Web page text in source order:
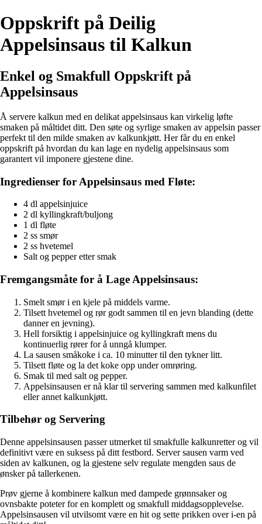
Oppskrift på Deilig
Appelsinsaus til Kalkun
Enkel og Smakfull Oppskrift på
Appelsinsaus
Å servere kalkun med en delikat appelsinsaus kan virkelig løfte
smaken på måltidet ditt. Den søte og syrlige smaken av appelsin passer
perfekt til den milde smaken av kalkunkjøtt. Her får du en enkel
oppskrift på hvordan du kan lage en nydelig appelsinsaus som
garantert vil imponere gjestene dine.
Ingredienser for Appelsinsaus med Fløte:
4 dl appelsinjuice
2 dl kyllingkraft/buljong
1 dl fløte
2 ss smør
2 ss hvetemel
Salt og pepper etter smak
Fremgangsmåte for å Lage Appelsinsaus:
Smelt smør i en kjele på middels varme.
Tilsett hvetemel og rør godt sammen til en jevn blanding (dette
danner en jevning).
Hell forsiktig i appelsinjuice og kyllingkraft mens du
kontinuerlig rører for å unngå klumper.
La sausen småkoke i ca. 10 minutter til den tykner litt.
Tilsett fløte og la det koke opp under omrøring.
Smak til med salt og pepper.
Appelsinsausen er nå klar til servering sammen med kalkunfilet
eller annet kalkunkjøtt.
Tilbehør og Servering
Denne appelsinsausen passer utmerket til smakfulle kalkunretter og vil
definitivt være en suksess på ditt festbord. Server sausen varm ved
siden av kalkunen, og la gjestene selv regulate mengden saus de
ønsker på tallerkenen.
Prøv gjerne å kombinere kalkun med dampede grønnsaker og
ovnsbakte poteter for en komplett og smakfull middagsopplevelse.
Appelsinsausen vil utvilsomt være en hit og sette prikken over i-en på